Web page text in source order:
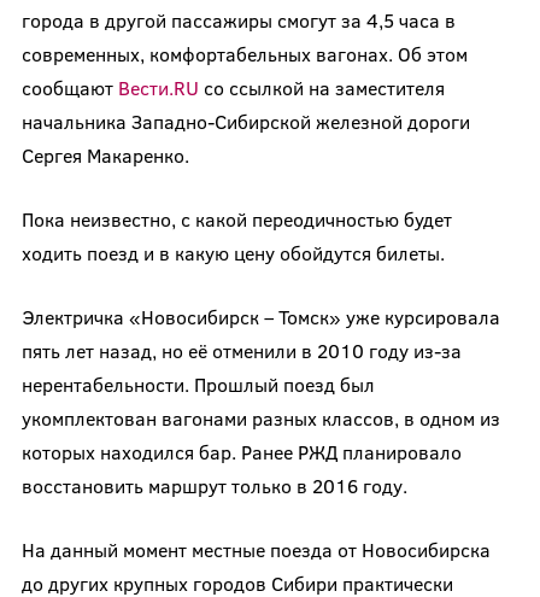
города в другой пассажиры смогут за 4,5 часа в
современных, комфортабельных вагонах. Об этом
сообщают Вести.RU со ссылкой на заместителя
начальника Западно-Сибирской железной дороги
Сергея Макаренко.
Пока неизвестно, с какой переодичностью будет
ходить поезд и в какую цену обойдутся билеты.
Электричка «Новосибирск – Томск» уже курсировала
пять лет назад, но её отменили в 2010 году из-за
нерентабельности. Прошлый поезд был
укомплектован вагонами разных классов, в одном из
которых находился бар. Ранее РЖД планировало
восстановить маршрут только в 2016 году.
На данный момент местные поезда от Новосибирска
до других крупных городов Сибири практически